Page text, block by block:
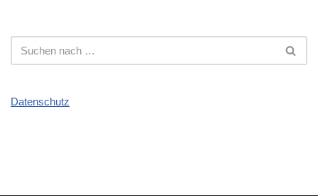
Datenschutz